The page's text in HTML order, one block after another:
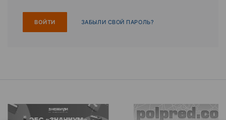
ЗАБЫЛИ СВОЙ ПАРОЛЬ?